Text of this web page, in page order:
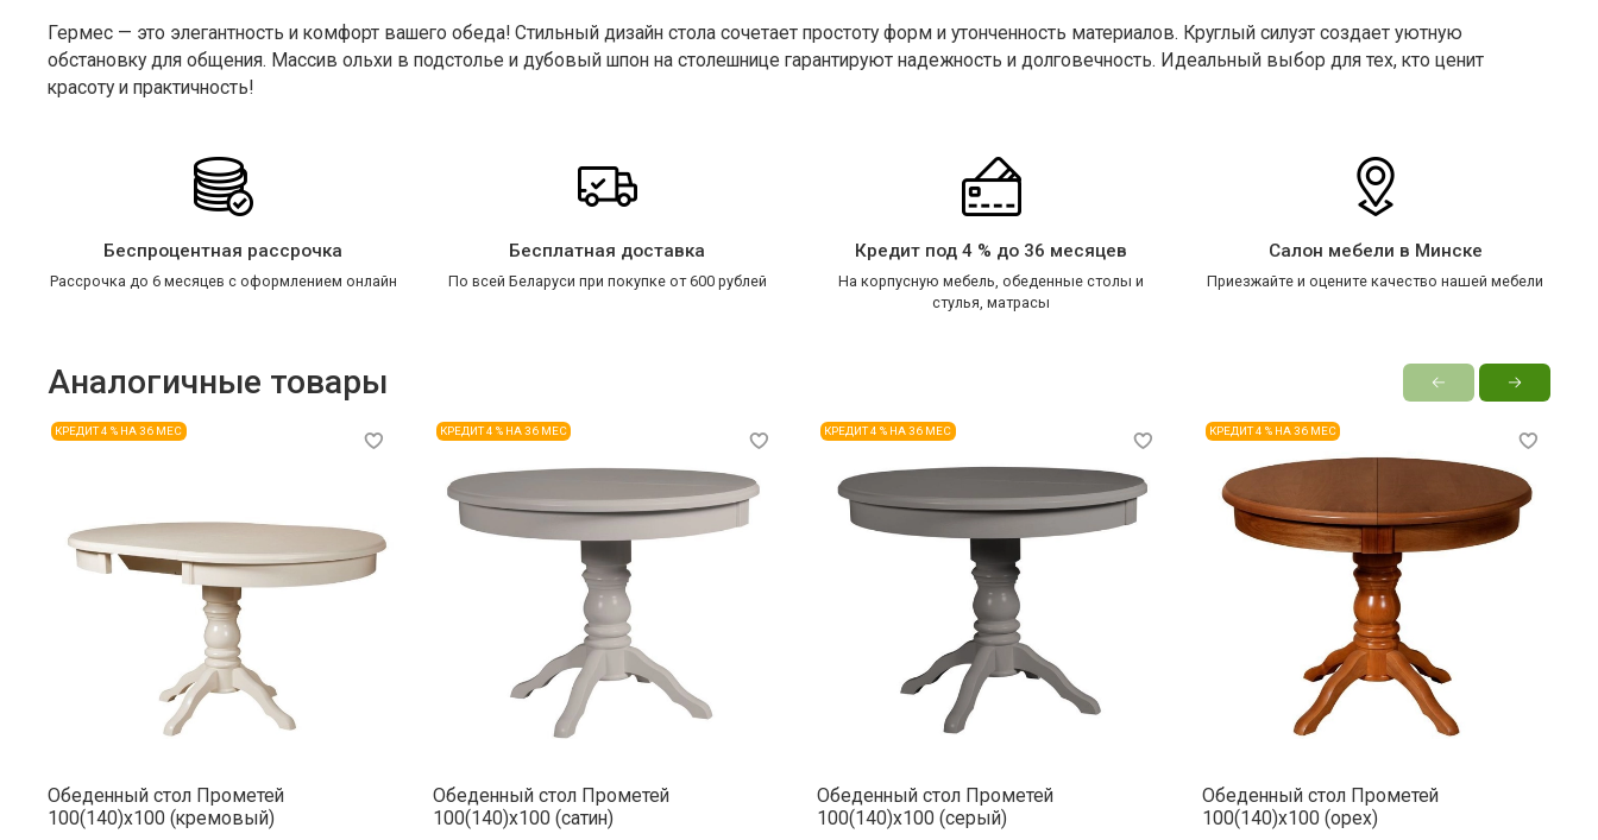
Гермес — это элегантность и комфорт вашего обеда! Стильный дизайн стола сочетает простоту форм и утонченность материалов. Круглый силуэт создает уютную
обстановку для общения. Массив ольхи в подстолье и дубовый шпон на столешнице гарантируют надежность и долговечность. Идеальный выбор для тех, кто ценит
красоту и практичность!
Беспроцентная рассрочка
Рассрочка до 6 месяцев с оформлением онлайн
Бесплатная доставка
По всей Беларуси при покупке от 600 рублей
Кредит под 4 % до 36 месяцев
На корпусную мебель, обеденные столы и
стулья, матрасы
Салон мебели в Минске
Приезжайте и оцените качество нашей мебели
Аналогичные товары
КРЕДИТ 4 % НА 36 МЕС
Обеденный стол Прометей
100(140)x100 (кремовый)
КРЕДИТ 4 % НА 36 МЕС
Обеденный стол Прометей
100(140)x100 (сатин)
КРЕДИТ 4 % НА 36 МЕС
Обеденный стол Прометей
100(140)x100 (серый)
КРЕДИТ 4 % НА 36 МЕС
Обеденный стол Прометей
100(140)x100 (орех)